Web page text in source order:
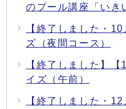
のプール講座「いき
【終了しました・
ズ（夜間コース）
【終了しました】
イズ（午前）
【終了しました・